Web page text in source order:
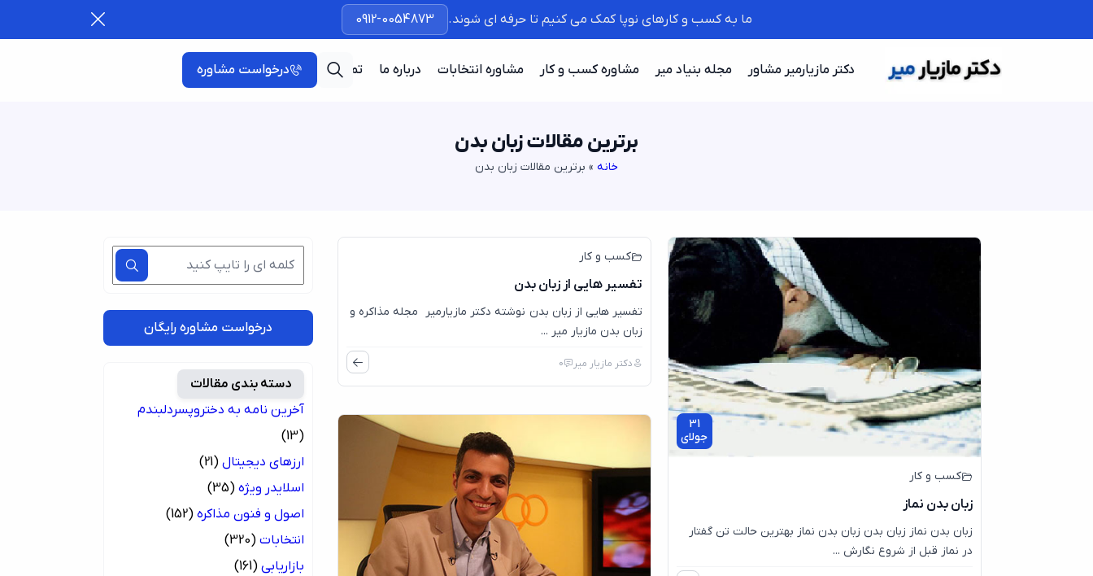
ما به کسب و کارهای نوپا کمک می کنیم تا حرفه ای شوند. 0912-0054873
دکتر مازیارمیر مشاور مجله بنیاد میر مشاوره کسب و کار مشاوره انتخابات درباره ما تماس با ما درخواست مشاوره
برترین مقالات زبان بدن
خانه » برترین مقالات زبان بدن
31
جولای
کسب و کار
زبان بدن نماز
زبان بدن نماز زبان بدن زبان بدن نماز بهترین حالت تن گفتار
در نماز قبل از شروع نگارش ...
کسب و کار
تفسیر هایی از زبان بدن
تفسیر هایی از زبان بدن نوشته دکتر مازیارمیر مجله مذاکره و
زبان بدن مازیار میر ...
دکتر مازیار میر 0
درخواست مشاوره رایگان
دسته بندی مقالات
آخرین نامه به دختروپسردلبندم
(13)
ارزهای دیجیتال (21)
اسلایدر ویژه (35)
اصول و فنون مذاکره (152)
انتخابات (320)
بازاریابی (161)